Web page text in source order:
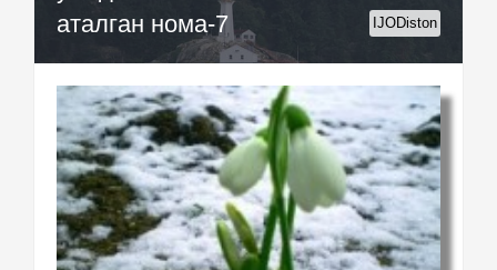
аталган нома-7
IJODiston